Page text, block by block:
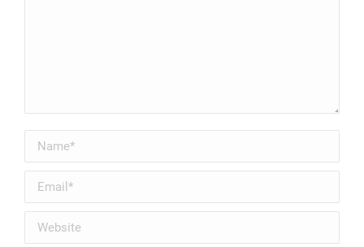
Name *
Email *
Website